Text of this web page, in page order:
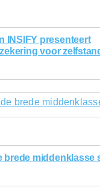
INSIFY presenteert
voor
brede middenklasse